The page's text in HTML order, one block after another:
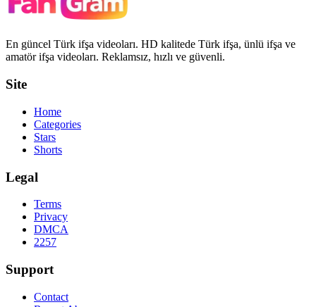
En güncel Türk ifşa videoları. HD kalitede Türk ifşa, ünlü ifşa ve
amatör ifşa videoları. Reklamsız, hızlı ve güvenli.
Site
Home
Categories
Stars
Shorts
Legal
Terms
Privacy
DMCA
2257
Support
Contact